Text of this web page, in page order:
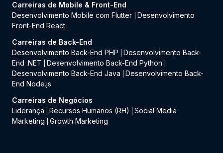
Carreiras de Mobile & Front-End
Desenvolvimento Mobile com Flutter
Desenvolvimento
Front-End React
Carreiras de Back-End
Desenvolvimento Back-End PHP
Desenvolvimento Back-
End .NET
Desenvolvimento Back-End Python
Desenvolvimento Back-End Java
Desenvolvimento Back-
End Node.js
Carreiras de Negócios
Liderança
Recursos Humanos (RH)
Social Media
Marketing
Growth Marketing